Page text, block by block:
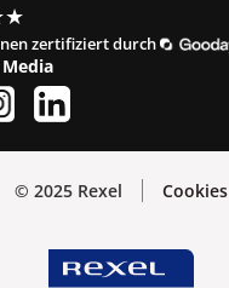
★
★
zertifiziert durch
© 2025 Rexel Cookies